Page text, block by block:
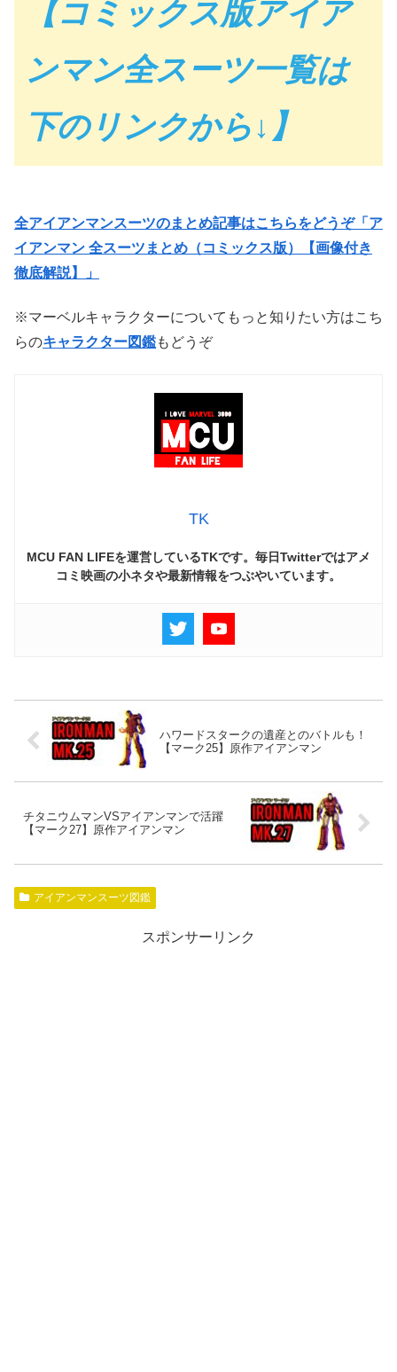
【コミックス版アイア
ンマン全スーツ一覧は
下のリンクから↓】
全アイアンマンスーツのまとめ記事はこちらをどうぞ「ア
イアンマン 全スーツまとめ（コミックス版）【画像付き
徹底解説】」
※マーベルキャラクターについてもっと知りたい方はこち
らのキャラクター図鑑もどうぞ
TK
MCU FAN LIFEを運営しているTKです。毎日Twitterではアメ
コミ映画の小ネタや最新情報をつぶやいています。
ハワードスタークの遺産とのバトルも！
【マーク25】原作アイアンマン
チタニウムマンVSアイアンマンで活躍
【マーク27】原作アイアンマン
アイアンマンスーツ図鑑
スポンサーリンク